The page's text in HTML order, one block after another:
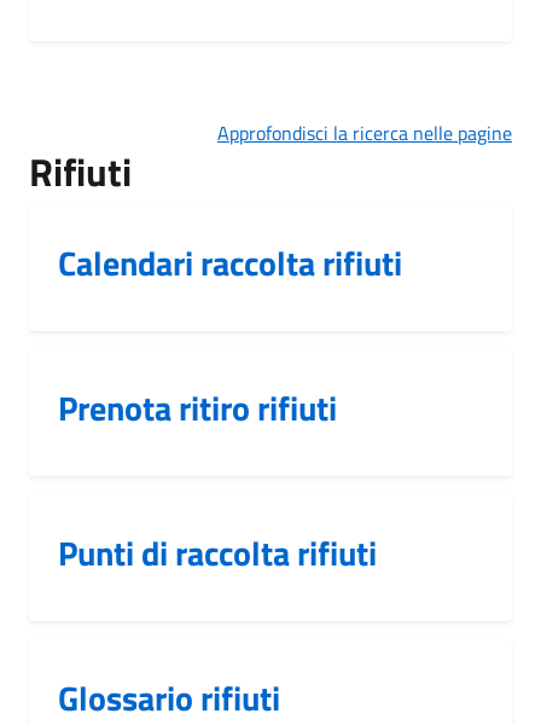
Approfondisci la ricerca nelle pagine
Rifiuti
Calendari raccolta rifiuti
Prenota ritiro rifiuti
Punti di raccolta rifiuti
Glossario rifiuti